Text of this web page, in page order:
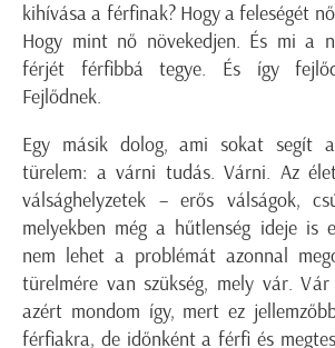
kihívása a férfinak? Hogy a feleségét
Hogy mint nő növekedjen. És mi a
férjét férfibbá tegye. És így
Fejlődnek.
Egy másik dolog, ami sokat segít
türelem: a várni tudás. Várni. Az
válsághelyzetek – erős válságok,
melyekben még a hűtlenség ideje is
nem lehet a problémát azonnal
türelmére van szükség, mely vár.
azért mondom így, mert ez
férfiakra, de időnként a férfi és